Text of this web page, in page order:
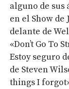
alguno de sus
en el Show
delante de
«Don’t Go To
Estoy seguro
de Steven
things I